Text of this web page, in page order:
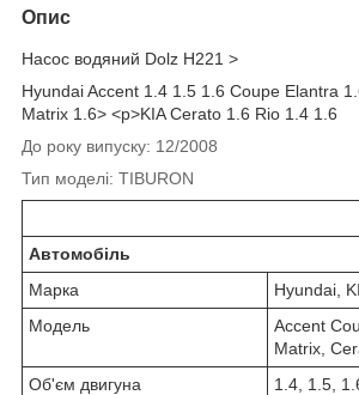
Опис
Насос водяний Dolz H221 >
Hyundai Accent 1.4 1.5 1.6 Coupe Elantra
Matrix 1.6> <p>KIA Cerato 1.6 Rio 1.4 1.6
До року випуску: 12/2008
Тип моделі: TIBURON
Автомобіль
Марка
Hyundai,
Модель
Accent
Matrix,
Об'єм двигуна
1.4, 1.5,